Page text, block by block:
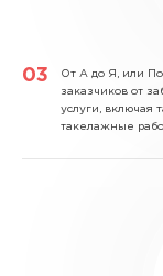
От А до Я, или
заказчиков от
услуги, включая
такелажные